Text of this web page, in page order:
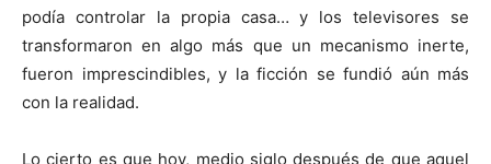
podía controlar la propia casa… y los televisores se
transformaron en algo más que un mecanismo inerte,
fueron imprescindibles, y la ficción se fundió aún más
con la realidad.
Lo cierto es que hoy, medio siglo después de que aquel